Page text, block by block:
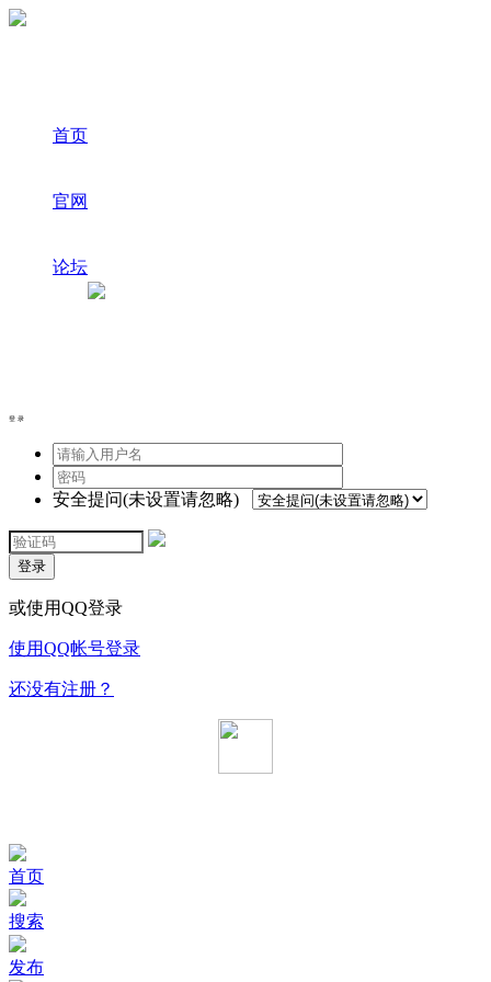
首页
官网
论坛
登录
安全提问(未设置请忽略)
登录
或使用QQ登录
使用QQ帐号登录
还没有注册？
首页
搜索
发布